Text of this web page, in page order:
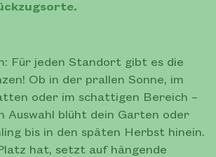
Für jeden Standort gibt es die
Ob in der prallen Sonne, im
oder im schattigen Bereich –
Auswahl blüht dein Garten oder
bis in den späten Herbst hinein.
hat, setzt auf hängende